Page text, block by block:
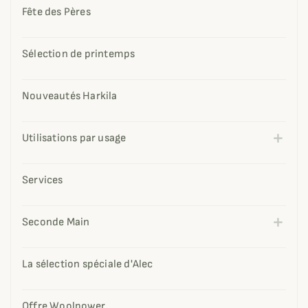
Fête des Pères
Sélection de printemps
Nouveautés Harkila
Utilisations par usage
Services
Seconde Main
La sélection spéciale d'Alec